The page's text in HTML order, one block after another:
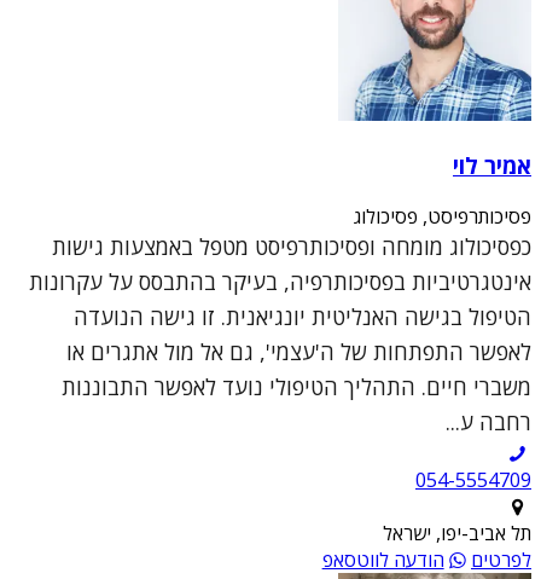
אמיר לוי
פסיכותרפיסט, פסיכולוג
כפסיכולוג מומחה ופסיכותרפיסט מטפל באמצעות גישות
אינטגרטיביות בפסיכותרפיה, בעיקר בהתבסס על עקרונות
הטיפול בגישה האנליטית יונגיאנית. זו גישה הנועדה
לאפשר התפתחות של ה'עצמי', גם אל מול אתגרים או
משברי חיים. התהליך הטיפולי נועד לאפשר התבוננות
רחבה ע...
054-5554709
תל אביב-יפו, ישראל
לפרטים
הודעה לווטסאפ